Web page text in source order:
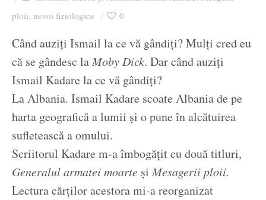
Ziua culorii
ploii, nevoi fiziologice 0
Când auziți Ismail la ce vă gândiți? Mulți cred eu
că se gândesc laMoby Dick. Dar când auziți
Ismail Kadare la ce vă gândiți?
La Albania. Ismail Kadare scoate Albania de pe
harta geografică a lumii și o pune în alcătuirea
sufletească a omului.
Scriitorul Kadare m-a îmbogățit cu două titluri,
Generalul armatei moarte și Mesagerii ploii.
Lectura cărților acestora mi-a reorganizat